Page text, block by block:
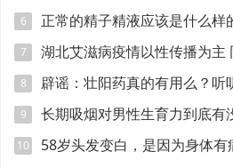
6 正常的精子精液应该是什么样
7
湖北艾滋病疫情以性传播为主
长
8 辟谣：壮阳药真的有用么？听
9 长期吸烟对男性生育力到底有
10 58岁头发变白，是因为身体有